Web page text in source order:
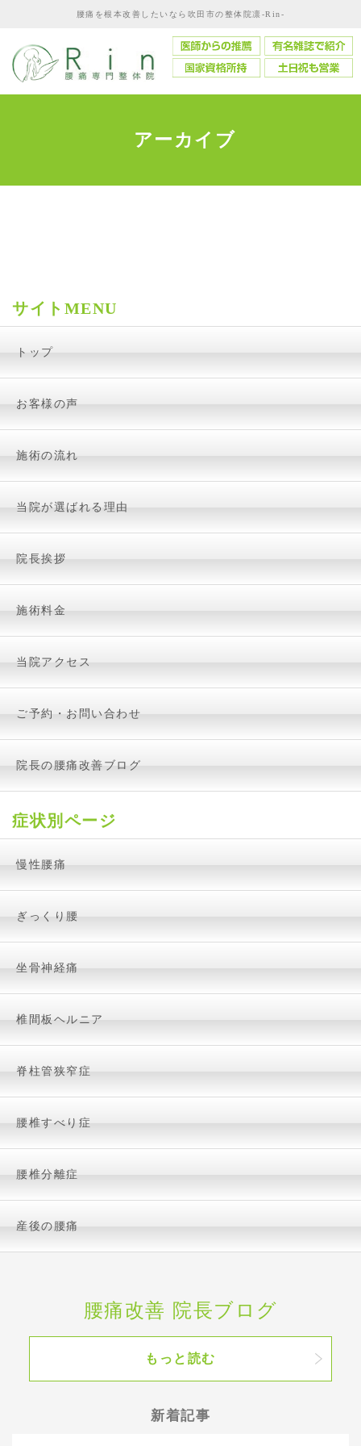
腰痛を根本改善したいなら吹田市の整体院凛-Rin-
アーカイブ
サイトMENU
トップ
お客様の声
施術の流れ
当院が選ばれる理由
院長挨拶
施術料金
当院アクセス
ご予約・お問い合わせ
院長の腰痛改善ブログ
症状別ページ
慢性腰痛
ぎっくり腰
坐骨神経痛
椎間板ヘルニア
脊柱管狭窄症
腰椎すべり症
腰椎分離症
産後の腰痛
腰痛改善 院長ブログ
もっと読む
新着記事